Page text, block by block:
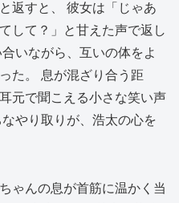
返すと、 彼女は「じゃあ
して？」と甘えた声で返し
いながら、互いの体をよ
た。 息が混ざり合う距
元で聞こえる小さな笑い声
やり取りが、浩太の心を
ゃんの息が首筋に温かく当